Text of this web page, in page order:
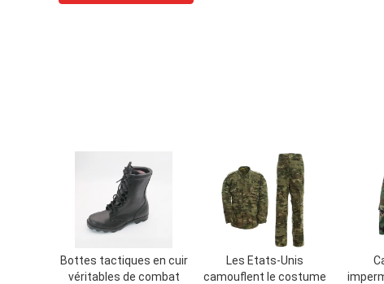
Bottes tactiques en cuir
véritables de combat
Les Etats-Unis
camouflent le costume